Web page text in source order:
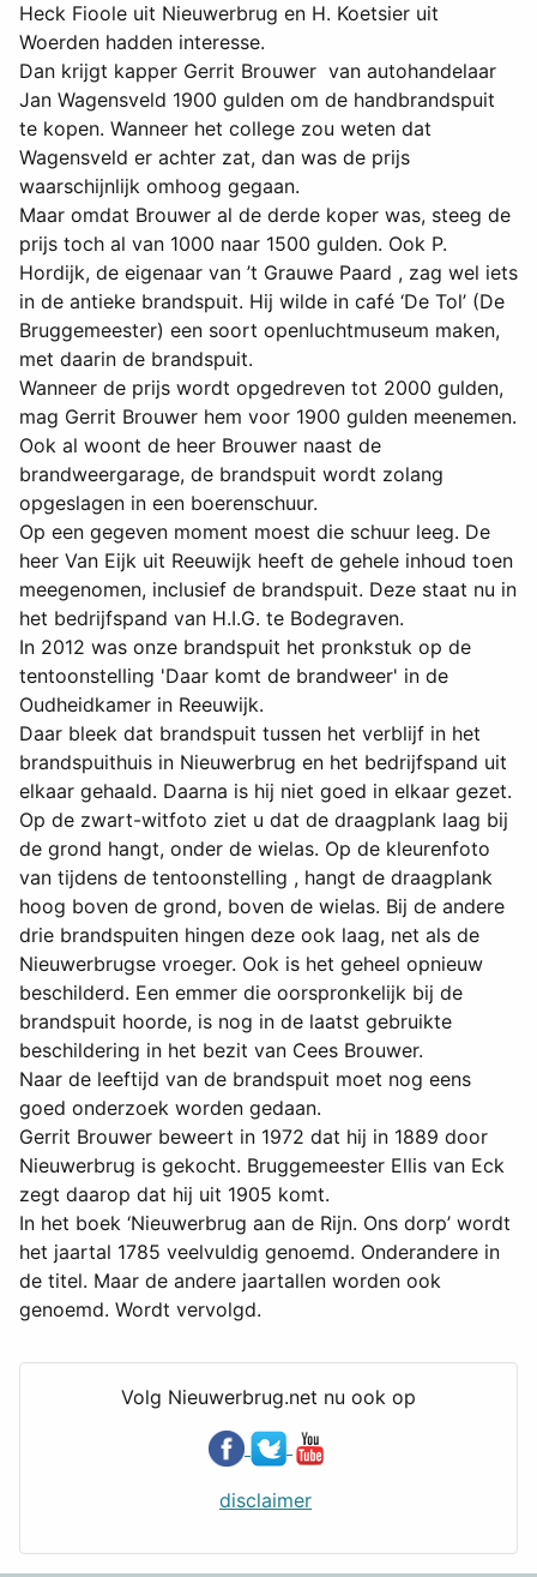
Heck Fioole uit Nieuwerbrug en H. Koetsier uit
Woerden hadden interesse.
Dan krijgt kapper Gerrit Brouwer van autohandelaar
Jan Wagensveld 1900 gulden om de handbrandspuit
te kopen. Wanneer het college zou weten dat
Wagensveld er achter zat, dan was de prijs
waarschijnlijk omhoog gegaan.
Maar omdat Brouwer al de derde koper was, steeg de
prijs toch al van 1000 naar 1500 gulden. Ook P.
Hordijk, de eigenaar van ’t Grauwe Paard , zag wel iets
in de antieke brandspuit. Hij wilde in café ‘De Tol’ (De
Bruggemeester) een soort openluchtmuseum maken,
met daarin de brandspuit.
Wanneer de prijs wordt opgedreven tot 2000 gulden,
mag Gerrit Brouwer hem voor 1900 gulden meenemen.
Ook al woont de heer Brouwer naast de
brandweergarage, de brandspuit wordt zolang
opgeslagen in een boerenschuur.
Op een gegeven moment moest die schuur leeg. De
heer Van Eijk uit Reeuwijk heeft de gehele inhoud toen
meegenomen, inclusief de brandspuit. Deze staat nu in
het bedrijfspand van H.I.G. te Bodegraven.
In 2012 was onze brandspuit het pronkstuk op de
tentoonstelling 'Daar komt de brandweer' in de
Oudheidkamer in Reeuwijk.
Daar bleek dat brandspuit tussen het verblijf in het
brandspuithuis in Nieuwerbrug en het bedrijfspand uit
elkaar gehaald. Daarna is hij niet goed in elkaar gezet.
Op de zwart-witfoto ziet u dat de draagplank laag bij
de grond hangt, onder de wielas. Op de kleurenfoto
van tijdens de tentoonstelling , hangt de draagplank
hoog boven de grond, boven de wielas. Bij de andere
drie brandspuiten hingen deze ook laag, net als de
Nieuwerbrugse vroeger. Ook is het geheel opnieuw
beschilderd. Een emmer die oorspronkelijk bij de
brandspuit hoorde, is nog in de laatst gebruikte
beschildering in het bezit van Cees Brouwer.
Naar de leeftijd van de brandspuit moet nog eens
goed onderzoek worden gedaan.
Gerrit Brouwer beweert in 1972 dat hij in 1889 door
Nieuwerbrug is gekocht. Bruggemeester Ellis van Eck
zegt daarop dat hij uit 1905 komt.
In het boek ‘Nieuwerbrug aan de Rijn. Ons dorp’ wordt
het jaartal 1785 veelvuldig genoemd. Onderandere in
de titel. Maar de andere jaartallen worden ook
genoemd. Wordt vervolgd.
Volg Nieuwerbrug.net nu ook op
disclaimer